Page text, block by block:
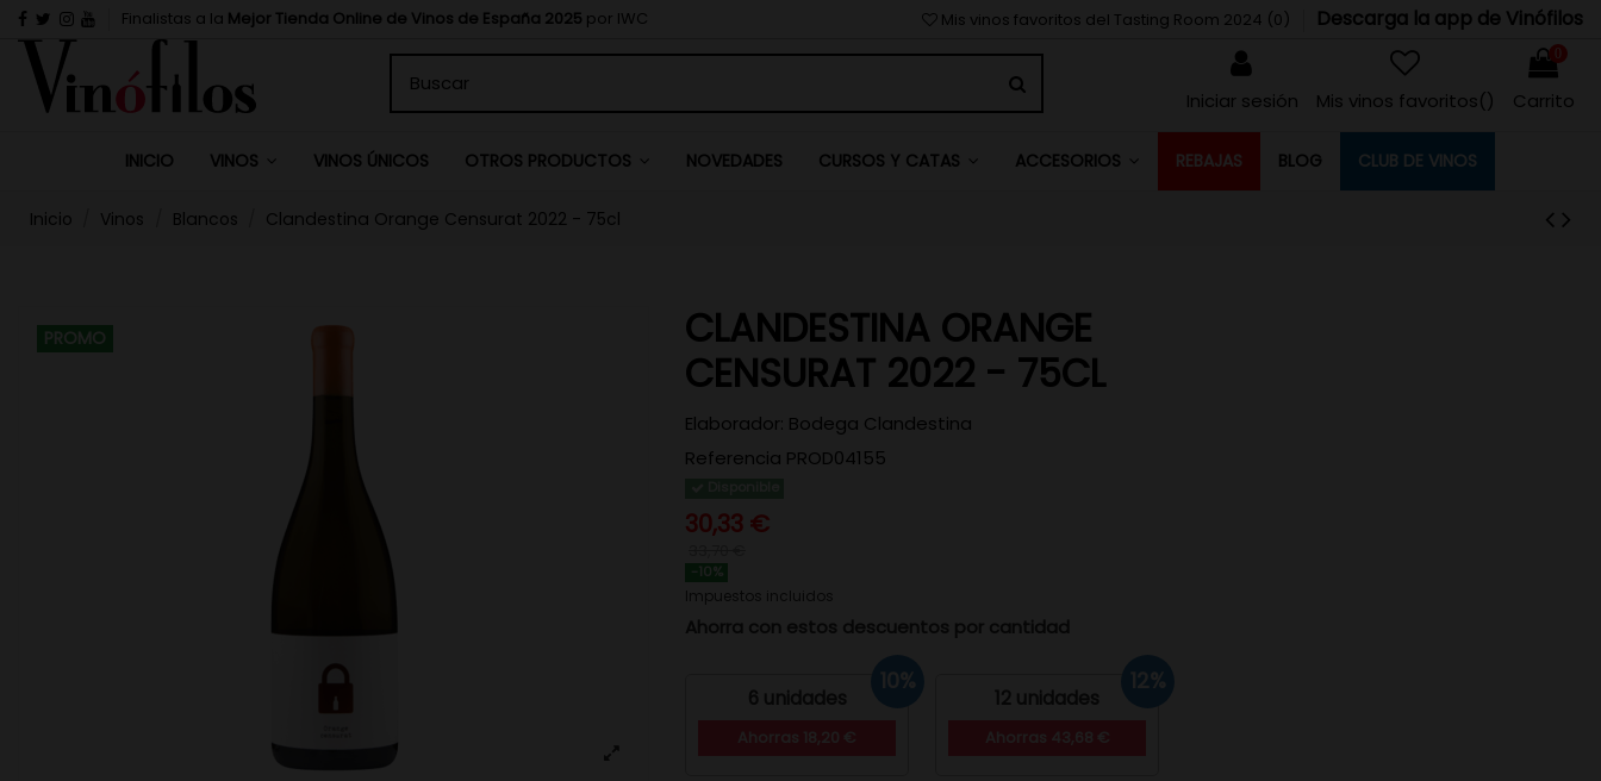
Finalistas a la Mejor Tienda Online de Vinos de España 2025 por IWC Mis vinos favoritos del Tasting Room 2024 (0) Descarga la app de Vinófilos
Iniciar sesión Mis vinos favoritos() Carrito
INICIO VINOS VINOS ÚNICOS OTROS PRODUCTOS NOVEDADES CURSOS Y CATAS ACCESORIOS REBAJAS BLOG CLUB DE VINOS
Inicio Vinos Blancos Clandestina Orange Censurat 2022 - 75cl
PROMO
CLANDESTINA ORANGE
CENSURAT 2022 - 75CL
Elaborador: Bodega Clandestina
Referencia PROD04155
30,33 €
-10%
Impuestos incluidos
Ahorra con estos descuentos por cantidad
6 unidades
10%
12 unidades
12%